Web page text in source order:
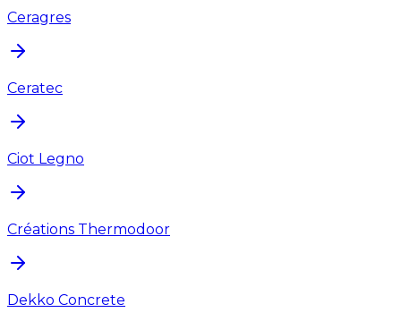
Ceragres
Ceratec
Ciot Legno
Créations Thermodoor
Dekko Concrete